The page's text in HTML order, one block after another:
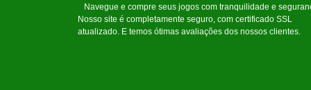
Navegue e compre seus jogos com tranquilidade e
Nosso site é completamente seguro, com certificado SSL
atualizado. E temos ótimas avaliações dos nossos clientes.